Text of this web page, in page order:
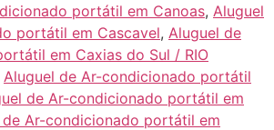
portátil em Canoas, Aluguel
portátil em Cascavel, Aluguel de
em Caxias do Sul / RIO
Aluguel de Ar-condicionado portátil
de Ar-condicionado portátil em
de Ar-condicionado portátil em